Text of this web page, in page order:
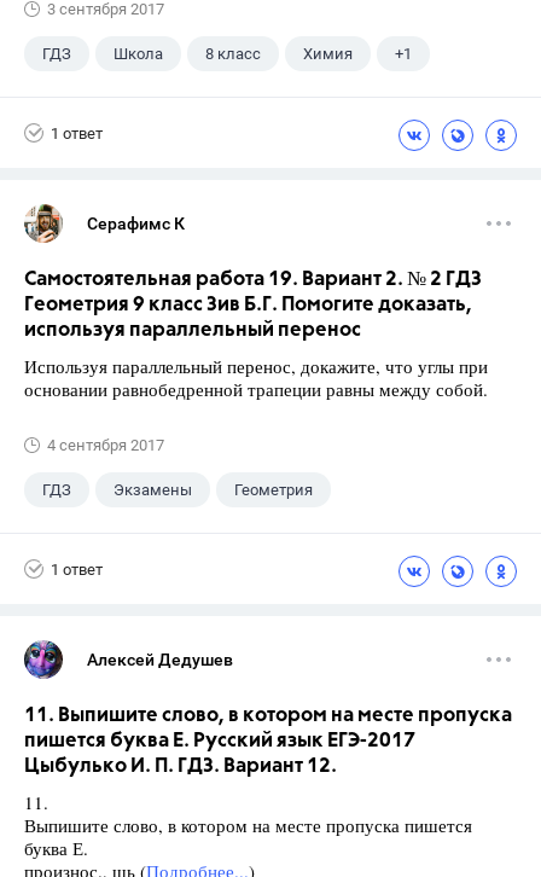
3 сентября 2017
ГДЗ Школа 8 класс Химия +1
1 ответ
Серафимс К
Самостоятельная работа 19. Вариант 2. № 2 ГДЗ
Геометрия 9 класс Зив Б.Г. Помогите доказать,
используя параллельный перенос
Используя параллельный перенос, докажите, что углы при
основании равнобедренной трапеции равны между собой.
4 сентября 2017
ГДЗ Экзамены Геометрия
1 ответ
Алексей Дедушев
11. Выпишите слово, в котором на месте пропуска
пишется буква Е. Русский язык ЕГЭ-2017
Цыбулько И. П. ГДЗ. Вариант 12.
11.
Выпишите слово, в котором на месте пропуска пишется
буква Е.
произнос., шь (Подробнее...)